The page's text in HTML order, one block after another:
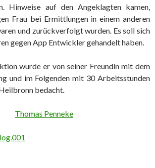
Hinweise auf den Angeklagten kamen,
Frau bei Ermittlungen in einem anderen
und zurückverfolgt wurden. Es soll sich
gegen App Entwickler gehandelt haben.
wurde er von seiner Freundin mit dem
und im Folgenden mit 30 Arbeitsstunden
bedacht.
Thomas Penneke